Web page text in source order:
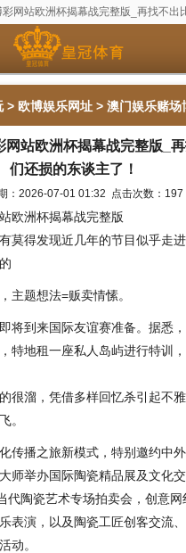
网站欧洲杯揭幕战完整版_再找不出
> 欧博娱乐网址 > 澳门娱乐赌场
找不出比他们还损的东谈主了！
网站欧洲杯揭幕战完整版_
们还损的东谈主了！
：2026-07-01 01:32 点击次数：197
欧洲杯揭幕战完整版
莫得发现近几年的节目似乎走
主题想法=贩卖情愫。
将到来国际友谊赛准备。据悉
特地租一座私人岛屿进行特训
很溜，凭借多样回忆杀引起不
。
传播之旅新模式，特别邀约中
师举办国际陶瓷精品展及文化
代陶瓷艺术专场拍卖会，创意
表演，以及陶瓷工匠创客交流
动。